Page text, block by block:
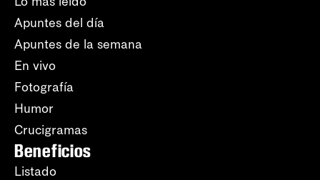
Apuntes del día
Apuntes de la semana
En vivo
Fotografía
Humor
Crucigramas
Beneficios
Listado